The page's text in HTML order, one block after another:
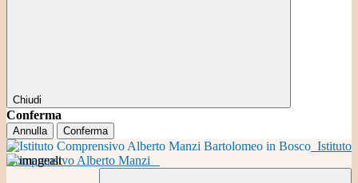
Chiudi
Conferma
Annulla Conferma
Istituto
Comprensivo Alberto Manzi